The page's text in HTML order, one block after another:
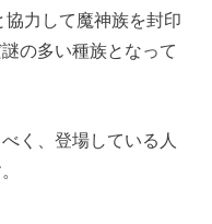
力して魔神族を封印
の多い種族となって
く、登場している人